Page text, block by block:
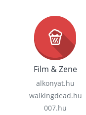
Film & Zene
alkonyat.hu
walkingdead.hu
007.hu